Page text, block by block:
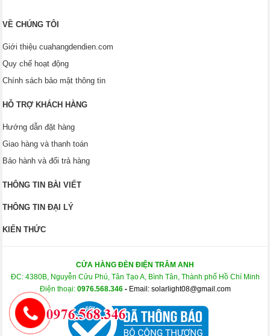
VỀ CHÚNG TÔI
Giới thiệu cuahangdendien.com
Quy chế hoạt động
Chính sách bảo mật thông tin
HỖ TRỢ KHÁCH HÀNG
Hướng dẫn đặt hàng
Giao hàng và thanh toán
Bảo hành và đổi trả hàng
THÔNG TIN BÀI VIẾT
THÔNG TIN ĐẠI LÝ
KIẾN THỨC
CỬA HÀNG ĐÈN ĐIỆN TRÂM ANH
ĐC: 4380B, Nguyễn Cửu Phú, Tân Tạo A, Bình Tân, Thành phố Hồ Chí Minh
Điện thoại: 0976.568.346- Email: solarlight08@gmail.com